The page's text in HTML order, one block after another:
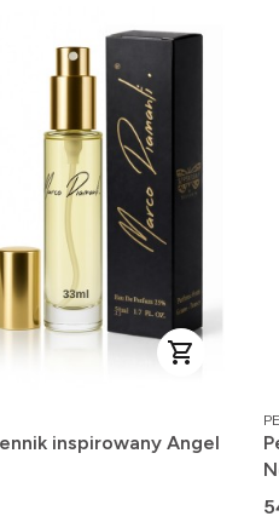
inspirowany Angel